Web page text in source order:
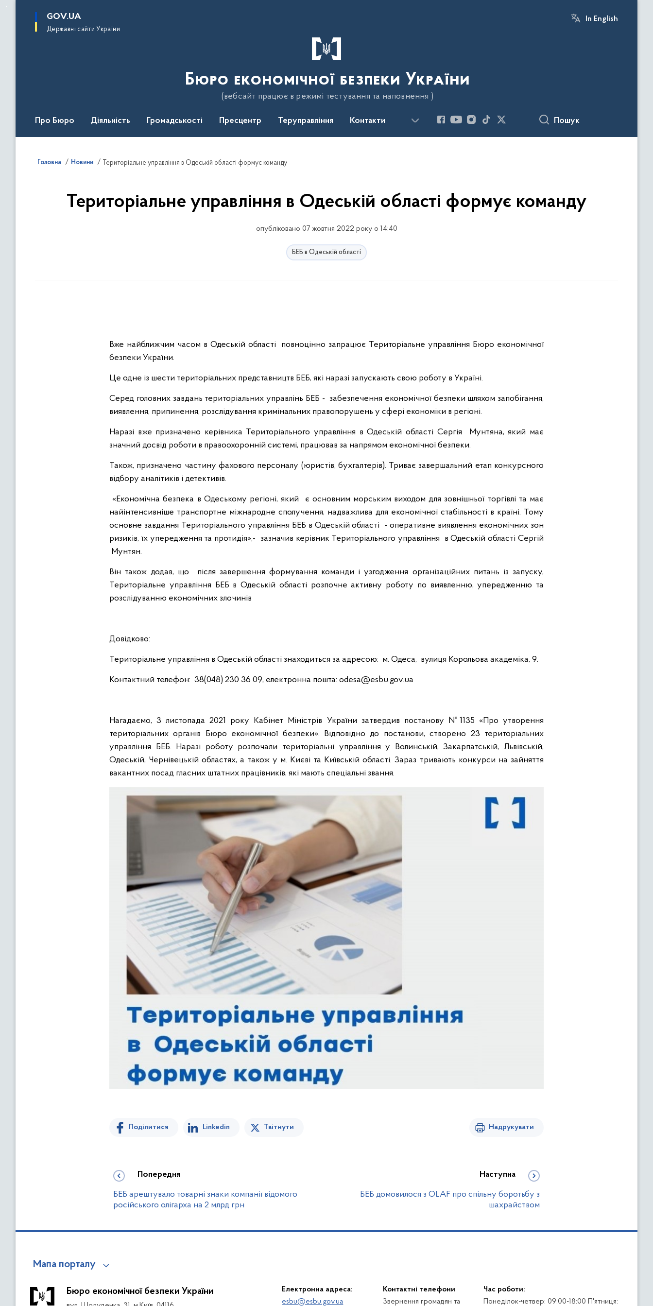
основного
GOV.UA
Державні сайти України
In English
Бюро економічної безпеки України
(вебсайт працює в режимі тестування та наповнення )
Про Бюро Діяльність Громадськості Пресцентр Теруправління Контакти Пошук
Головна Новини Територіальне управління в Одеській області формує команду
Територіальне управління в Одеській області формує команду
опубліковано 07 жовтня 2022 року о 14:40
БЕБ в Одеській області
Вже найближчим часом в Одеській області повноцінно запрацює Територіальне управління Бюро економічної
безпеки України.
Це одне із шести територіальних представництв БЕБ, які наразі запускають свою роботу в Україні.
Серед головних завдань територіальних управлінь БЕБ - забезпечення економічної безпеки шляхом запобігання,
виявлення, припинення, розслідування кримінальних правопорушень у сфері економіки в регіоні.
Наразі вже призначено керівника Територіального управління в Одеській області Сергія Мунтяна, який має
значний досвід роботи в правоохоронній системі, працював за напрямом економічної безпеки.
Також, призначено частину фахового персоналу (юристів, бухгалтерів). Триває завершальний етап конкурсного
відбору аналітиків і детективів.
«Економічна безпека в Одеському регіоні, який є основним морським виходом для зовнішньої торгівлі та має
найінтенсивніше транспортне міжнародне сполучення, надважлива для економічної стабільності в країні. Тому
основне завдання Територіального управління БЕБ в Одеській області - оперативне виявлення економічних зон
ризиків, їх упередження та протидія»,- зазначив керівник Територіального управління в Одеській області Сергій
Мунтян.
Він також додав, що після завершення формування команди і узгодження організаційних питань із запуску,
Територіальне управління БЕБ в Одеській області розпочне активну роботу по виявленню, упередженню та
розслідуванню економічних злочинів
Довідково:
Територіальне управління в Одеській області знаходиться за адресою: м. Одеса, вулиця Корольова академіка, 9.
Контактний телефон: 38(048) 230 36 09, електронна пошта: odesa@esbu.gov.ua
Нагадаємо, 3 листопада 2021 року Кабінет Міністрів України затвердив постанову №1135 «Про утворення
територіальних органів Бюро економічної безпеки». Відповідно до постанови, створено 23 територіальних
управління БЕБ. Наразі роботу розпочали територіальні управління у Волинській, Закарпатській, Львівській,
Одеській, Чернівецькій областях, а також у м. Києві та Київській області. Зараз тривають конкурси на зайняття
вакантних посад гласних штатних працівників, які мають спеціальні звання.
Поділитися Linkedin Твітнути Надрукувати
Попередня
БЕБ арештувало товарні знаки компанії відомого
російського олігарха на 2 млрд грн
Наступна
БЕБ домовилося з OLAF про спільну боротьбу з
шахрайством
Мапа порталу
Бюро економічної безпеки України
Електронна адреса:
esbu@esbu.gov.ua
Контактні телефони
Звернення громадян та
Час роботи:
Понеділок-четвер: 09:00-18:00 П'ятниця: